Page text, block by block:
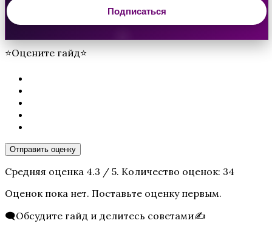
Подписаться
⭐Оцените гайд⭐
Отправить оценку
Средняя оценка 4.3 / 5. Количество оценок: 34
Оценок пока нет. Поставьте оценку первым.
🗨️Обсудите гайд и делитесь советами✍️